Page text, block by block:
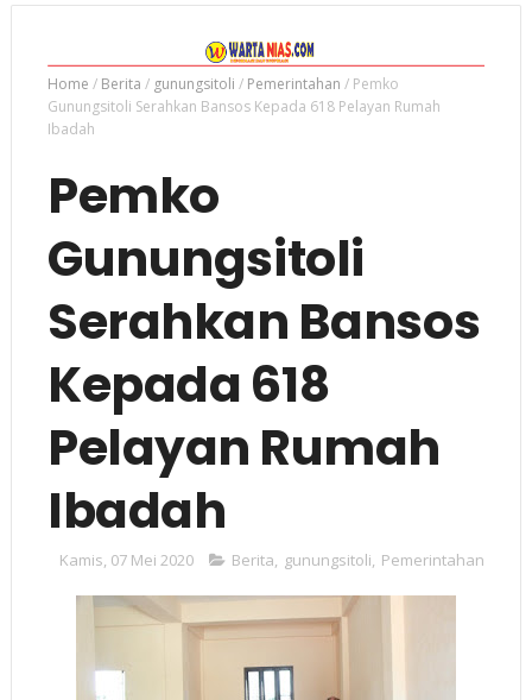
Home / Berita / gunungsitoli / Pemerintahan / Pemko
Gunungsitoli Serahkan Bansos Kepada 618 Pelayan Rumah
Ibadah
Pemko
Gunungsitoli
Serahkan Bansos
Kepada 618
Pelayan Rumah
Ibadah
Kamis, 07 Mei 2020 Berita, gunungsitoli, Pemerintahan